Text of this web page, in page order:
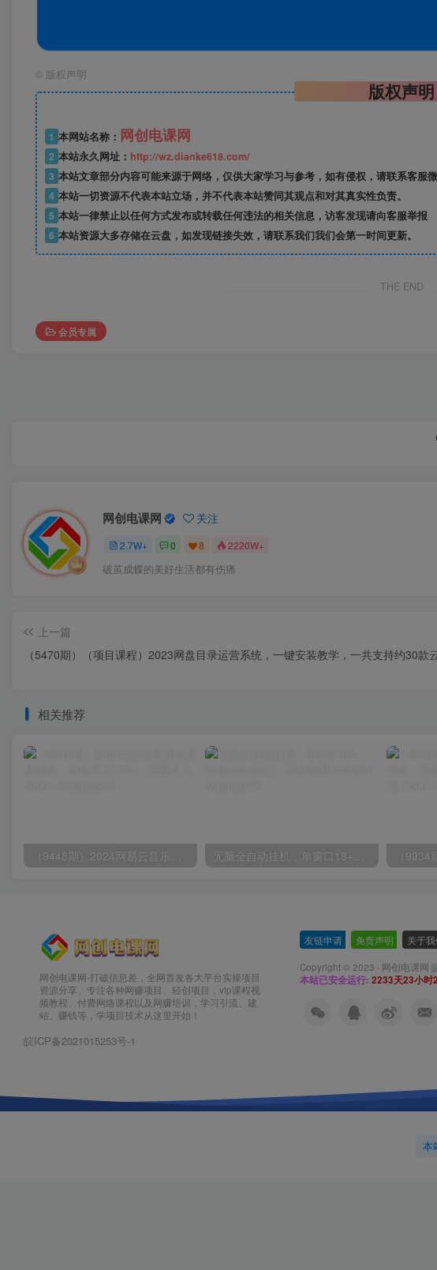
© 版权声明
版权声明
1 本网站名称： 网创电课网
2 本站永久网址： http://wz.dianke618.com/
3 本站文章部分内容可能来源于网络，仅供大家学习与参考，如有侵权，请联系客服
4 本站一切资源不代表本站立场，并不代表本站赞同其观点和对其真实性负责。
5 本站一律禁止以任何方式发布或转载任何违法的相关信息，访客发现请向客服举报
6 本站资源大多存储在云盘，如发现链接失效，请联系我们我们会第一时间更新。
THE END
会员专属
网创电课网 关注
2.7W+ 0 8 2220W+
破茧成蝶的美好生活都有伤痛
上一篇
（5470期）（项目课程）2023网盘目录运营系统，一键安装教学，一共支持约30款
相关推荐
（9448期）2024网易云音乐人挂机项目，单机日入150+，无脑月入5000+ 无脑全自动挂机，单窗口18+，可挂100+窗口，手机电脑均可操作
网创电课网-打破信息差，全网首发各大平台实操项目
资源分享、专注各种网赚项目、轻创项目，vip课程视
频教程、付费网络课程以及网赚培训，学习引流、建
站、赚钱等，学项目技术从这里开始！
友链申请 免责声明 关于
Copyright © 2023 · 网创电课网
本站已安全运行: 2233天23小时
皖ICP备2021015253号-1
本